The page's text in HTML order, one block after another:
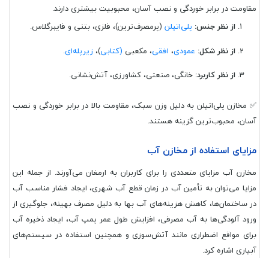
مقاومت در برابر خوردگی و نصب آسان، محبوبیت بیشتری دارند.
از نظر جنس: پلی‌اتیلن (پرمصرف‌ترین)، فلزی، بتنی و فایبرگلاس.
از نظر شکل: عمودی، افقی، مکعبی (کتابی)، زیرپله‌ای.
از نظر کاربرد: خانگی، صنعتی، کشاورزی، آتش‌نشانی.
✅ مخازن پلی‌اتیلن به دلیل وزن سبک، مقاومت بالا در برابر خوردگی و نصب
آسان، محبوب‌ترین گزینه هستند.
مزایای استفاده از مخازن آب
مخازن آب مزایای متعددی را برای کاربران به ارمغان می‌آورند. از جمله این
مزایا می‌توان به تأمین آب در زمان قطع آب شهری، ایجاد فشار مناسب آب
در ساختمان‌ها، کاهش هزینه‌های آب بها به دلیل مصرف بهینه، جلوگیری از
ورود آلودگی‌ها به آب مصرفی، افزایش طول عمر پمپ آب، ایجاد ذخیره آب
برای مواقع اضطراری مانند آتش‌سوزی و همچنین استفاده در سیستم‌های
آبیاری اشاره کرد.